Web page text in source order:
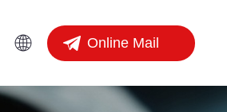
Online Mail